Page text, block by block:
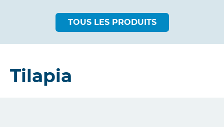
TOUS LES PRODUITS
Tilapia